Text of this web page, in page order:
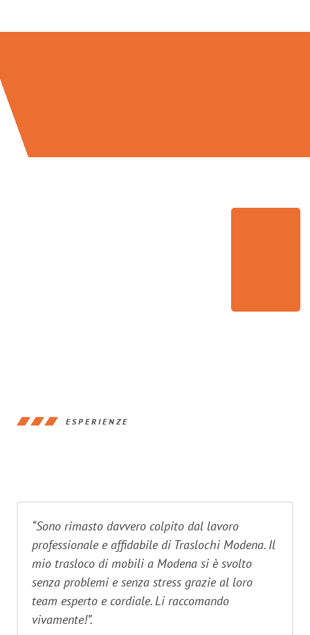
ESPERIENZE
“Sono rimasto davvero colpito dal lavoro
professionale e affidabile di Traslochi Modena. Il
mio trasloco di mobili a Modena si è svolto
senza problemi e senza stress grazie al loro
team esperto e cordiale. Li raccomando
vivamente!”.